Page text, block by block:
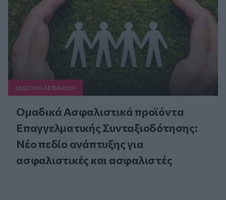
ΙΔΙΩΤΙΚΗ ΑΣΦAΛΙΣΗ
Ομαδικά Ασφαλιστικά προϊόντα
Επαγγελματικής Συνταξιοδότησης:
Νέο πεδίο ανάπτυξης για
ασφαλιστικές και ασφαλιστές